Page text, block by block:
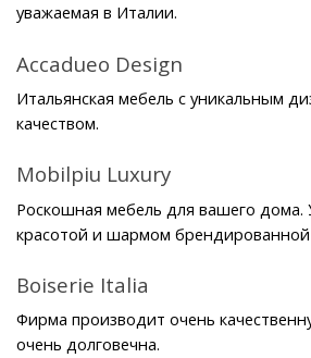
уважаемая в Италии.
Accadueo Design
Итальянская мебель с уникальным
качеством.
Mobilpiu Luxury
Роскошная мебель для вашего дома.
красотой и шармом
Boiserie Italia
Фирма производит очень
очень долговечна.